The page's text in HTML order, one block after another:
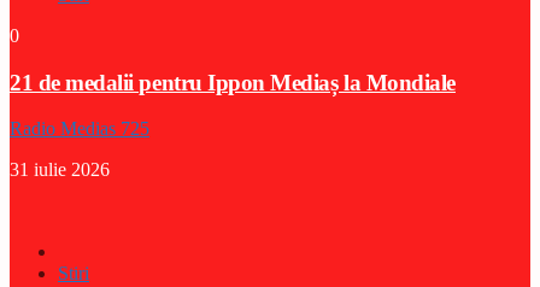
0
21 de medalii pentru Ippon Mediaș la Mondiale
Radio Medias 725
31 iulie 2026
Stiri